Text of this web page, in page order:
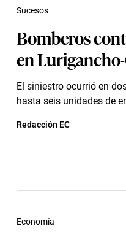
Bomberos
en
El siniestro ocurrió en
hasta seis unidades de
Sucesos
Redacción EC
Economía